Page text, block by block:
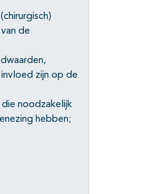
de
zijn op de
noodzakelijk
hebben;